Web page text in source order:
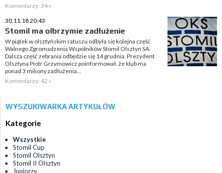
Komentarzy: 34 »
30.11.18 20:43
Stomil ma olbrzymie zadłużenie
W piątek w olsztyńskim ratuszu odbyła się kolejna część
Walnego Zgromadzenia Wspólników Stomil Olsztyn SA.
Dalsza część zebrania odbędzie się 14 grudnia. Prezydent
Olsztyna Piotr Grzymowicz poinformował, że klub ma
ponad 3 miliony zadłużenia...
Komentarzy: 42 »
WYSZUKIWARKA ARTYKUŁÓW
Kategorie
Wszystkie
Stomil Cup
Stomil Olsztyn
Stomil II Olsztyn
Juniorzy